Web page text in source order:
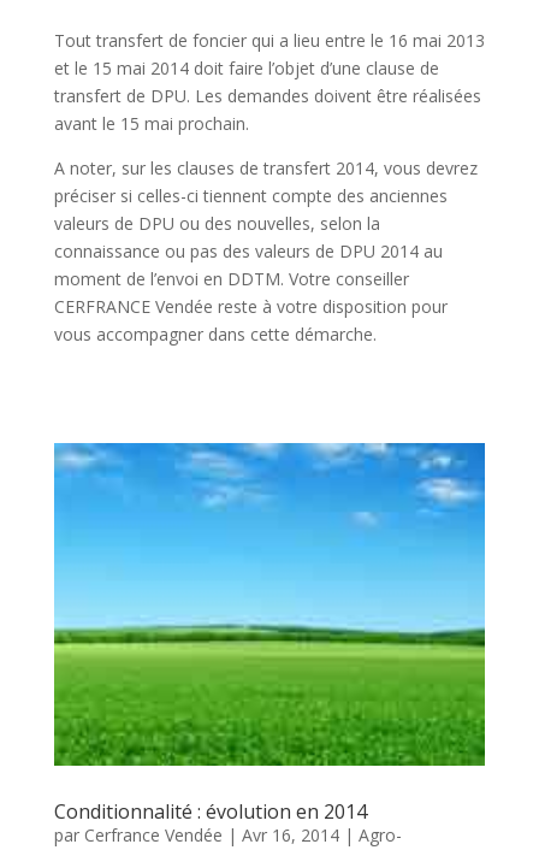
Tout transfert de foncier qui a lieu entre le 16 mai 2013
et le 15 mai 2014 doit faire l’objet d’une clause de
transfert de DPU. Les demandes doivent être réalisées
avant le 15 mai prochain.
A noter, sur les clauses de transfert 2014, vous devrez
préciser si celles-ci tiennent compte des anciennes
valeurs de DPU ou des nouvelles, selon la
connaissance ou pas des valeurs de DPU 2014 au
moment de l’envoi en DDTM. Votre conseiller
CERFRANCE Vendée reste à votre disposition pour
vous accompagner dans cette démarche.
Conditionnalité : évolution en 2014
par Cerfrance Vendée | Avr 16, 2014| Agro-